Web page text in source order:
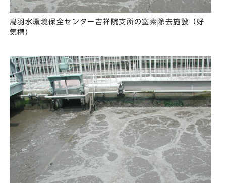
鳥羽水環境保全センター吉祥院支所の窒素除去施設（好
気槽）